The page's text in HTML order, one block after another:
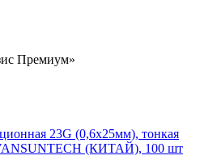
Премиум»
23G (0,6х25мм), тонкая
VANSUNTECH (КИТАЙ), 100 шт